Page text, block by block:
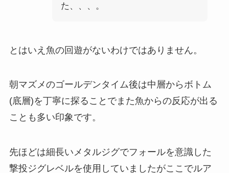
た、、、。
とはいえ魚の回遊がないわけではありません。
朝マズメのゴールデンタイム後は中層からボトム
(底層)を丁寧に探ることでまた魚からの反応が出る
ことも多い印象です。
先ほどは細長いメタルジグでフォールを意識した
撃投ジグレベルを使用していましたがここでルア